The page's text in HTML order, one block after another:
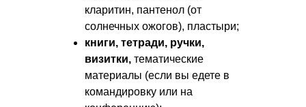
кларитин, пантенол (от
солнечных ожогов), пластыри;
книги, тетради, ручки,
визитки, тематические
материалы (если вы едете в
командировку или на